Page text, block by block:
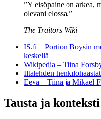
”Yleisöpaine on arkea,
olevani elossa.”
The Traitors Wiki
IS.fi – Portion Boysin
keskellä
Wikipedia – Tiina
Iltalehden
Eeva – Tiina ja Mikael
Tausta ja konteksti